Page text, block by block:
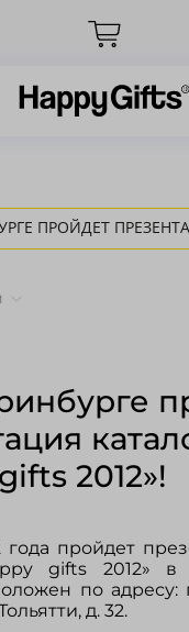
ПРОЙДЕТ
2012»!
года пройдет
gifts 2012»
по адресу:
д. 32.
Вход
Войти в кабинет
Зарегистрироваться